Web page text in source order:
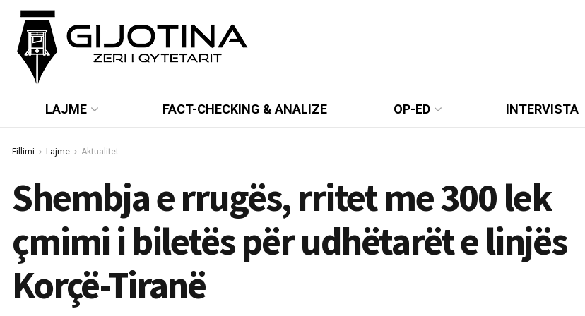
LAJME FACT-CHECKING & ANALIZE OP-ED INTERVISTA
Fillimi Lajme Aktualitet
Shembja e rrugës, rritet me 300 lek
çmimi i biletës për udhëtarët e linjës
Korçë-Tiranë